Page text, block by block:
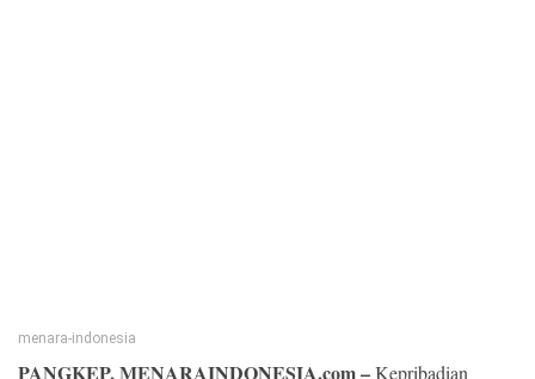
menara-indonesia
PANGKEP, MENARAINDONESIA.com –Kepribadian